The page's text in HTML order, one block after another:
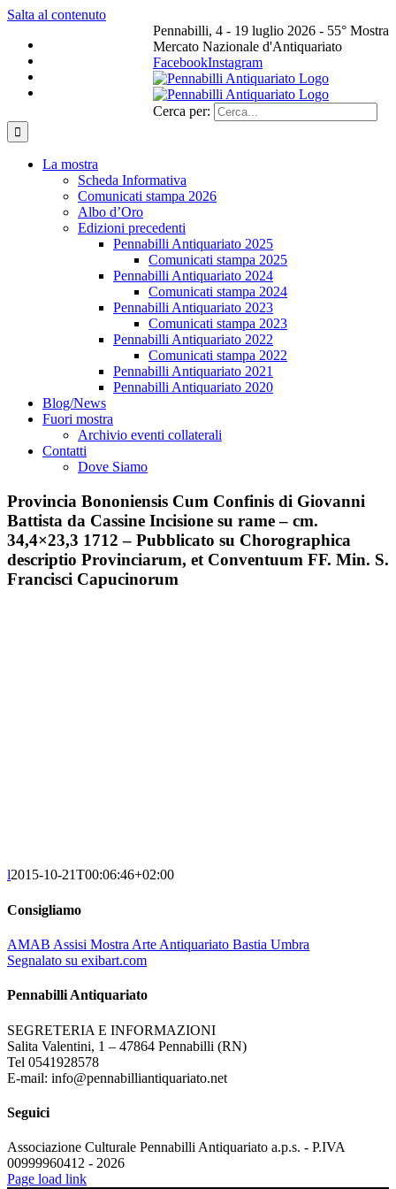
Salta al contenuto
Pennabilli, 4 - 19 luglio 2026 - 55° Mostra
Mercato Nazionale d'Antiquariato
FacebookInstagram
Cerca per:
La mostra
Scheda Informativa
Comunicati stampa 2026
Albo d’Oro
Edizioni precedenti
Pennabilli Antiquariato 2025
Comunicati stampa 2025
Pennabilli Antiquariato 2024
Comunicati stampa 2024
Pennabilli Antiquariato 2023
Comunicati stampa 2023
Pennabilli Antiquariato 2022
Comunicati stampa 2022
Pennabilli Antiquariato 2021
Pennabilli Antiquariato 2020
Blog/News
Fuori mostra
Archivio eventi collaterali
Contatti
Dove Siamo
Provincia Bononiensis Cum Confinis di Giovanni
Battista da Cassine Incisione su rame – cm.
34,4×23,3 1712 – Pubblicato su Chorographica
descriptio Provinciarum, et Conventuum FF. Min. S.
Francisci Capucinorum
l2015-10-21T00:06:46+02:00
Consigliamo
AMAB Assisi Mostra Arte Antiquariato Bastia Umbra
Segnalato su exibart.com
Pennabilli Antiquariato
SEGRETERIA E INFORMAZIONI
Salita Valentini, 1 – 47864 Pennabilli (RN)
Tel 0541928578
E-mail: info@pennabilliantiquariato.net
Seguici
Associazione Culturale Pennabilli Antiquariato a.p.s. - P.IVA
00999960412 - 2026
Page load link